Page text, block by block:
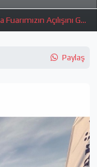
Açılışını Gerçekleştirdik
Paylaş